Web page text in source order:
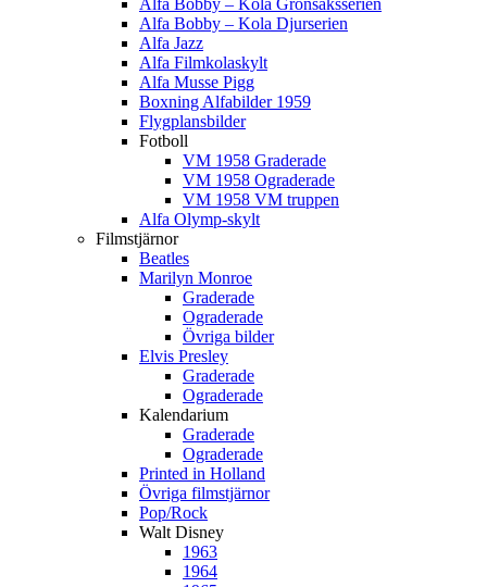
Alfa Bobby – Kola Grönsaksserien
Alfa Bobby – Kola Djurserien
Alfa Jazz
Alfa Filmkolaskylt
Alfa Musse Pigg
Boxning Alfabilder 1959
Flygplansbilder
Fotboll
VM 1958 Graderade
VM 1958 Ograderade
VM 1958 VM truppen
Alfa Olymp-skylt
Filmstjärnor
Beatles
Marilyn Monroe
Graderade
Ograderade
Övriga bilder
Elvis Presley
Graderade
Ograderade
Kalendarium
Graderade
Ograderade
Printed in Holland
Övriga filmstjärnor
Pop/Rock
Walt Disney
1963
1964